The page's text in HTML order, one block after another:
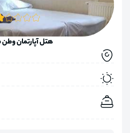
هتل آپارتمان